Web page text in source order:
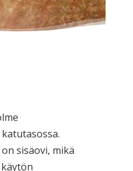
sisäovi, mikä